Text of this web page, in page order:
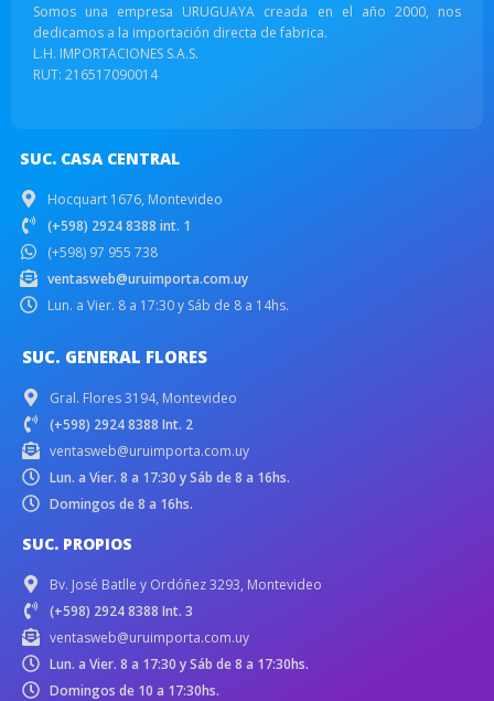
Somos una empresa URUGUAYA creada en el año 2000, nos
dedicamos a la importación directa de fabrica.
L.H. IMPORTACIONES S.A.S.
RUT: 216517090014
SUC. CASA CENTRAL
Hocquart 1676, Montevideo
(+598) 2924 8388 int. 1
(+598) 97 955 738
ventasweb@uruimporta.com.uy
Lun. a Vier. 8 a 17:30 y Sáb de 8 a 14hs.
SUC. GENERAL FLORES
Gral. Flores 3194, Montevideo
(+598) 2924 8388 Int. 2
ventasweb@uruimporta.com.uy
Lun. a Vier. 8 a 17:30 y Sáb de 8 a 16hs.
Domingos de 8 a 16hs.
SUC. PROPIOS
Bv. José Batlle y Ordóñez 3293, Montevideo
(+598) 2924 8388 Int. 3
ventasweb@uruimporta.com.uy
Lun. a Vier. 8 a 17:30 y Sáb de 8 a 17:30hs.
Domingos de 10 a 17:30hs.